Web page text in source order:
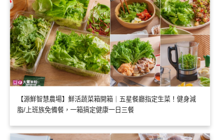
【源鮮智慧農場】鮮活蔬菜箱開箱｜五星餐廳指定生菜！健身減
脂/上班族免備餐，一箱搞定健康一日三餐